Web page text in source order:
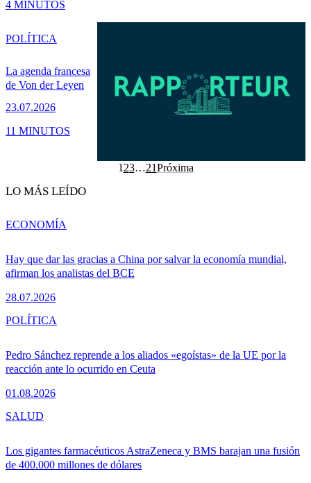
4 MINUTOS
La agenda francesa
de Von der Leyen
23.07.2026
POLÍTICA
11 MINUTOS
1 23…21Próxima
LO MÁS LEÍDO
Hay que dar las gracias a China por salvar la economía mundial,
afirman los analistas del BCE
28.07.2026
ECONOMÍA
Pedro Sánchez reprende a los aliados «egoístas» de la UE por la
reacción ante lo ocurrido en Ceuta
01.08.2026
POLÍTICA
Los gigantes farmacéuticos AstraZeneca y BMS barajan una fusión
de 400.000 millones de dólares
SALUD